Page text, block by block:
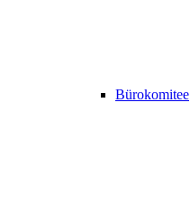
Bürokomitee